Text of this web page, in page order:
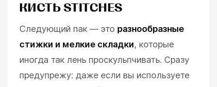
КИСТЬ STITCHES
Следующий пак — это разнообразные
стижки и мелкие складки, которые
иногда так лень проскульпчивать. Сразу
предупрежу: даже если вы используете